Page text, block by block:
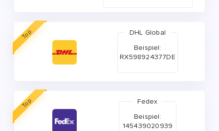
Top
DHL Global
Beispiel:
RX598924377DE
Top
Fedex
Beispiel:
145439020939